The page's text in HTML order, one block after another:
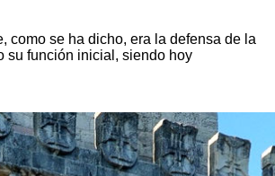
como se ha dicho, era la defensa de la
su función inicial, siendo hoy